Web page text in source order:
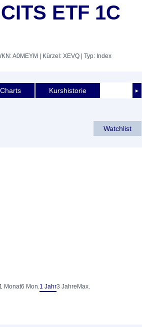
ETF 1C
A0MEYM | Kürzel: XEVQ | Typ: Index
►
Charts Kurshistorie
Watchlist
1 Monat6 Mon.1 Jahr3 Jahre Max.